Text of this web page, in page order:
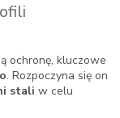
ochronę, kluczowe
. Rozpoczyna się on
stali w celu